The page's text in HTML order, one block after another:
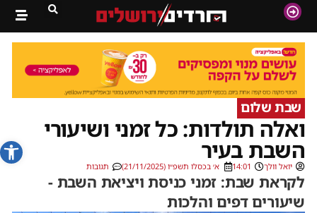
פתח
שבת שלום
ואלה תולדות: כל זמני ושיעורי
השבת בעיר
יואל וולך 14:01 א׳ בכסלו תשפ״ו (21/11/2025) תגובות
לקראת שבת: זמני כניסת ויציאת השבת -
שיעורים דפים והלכות